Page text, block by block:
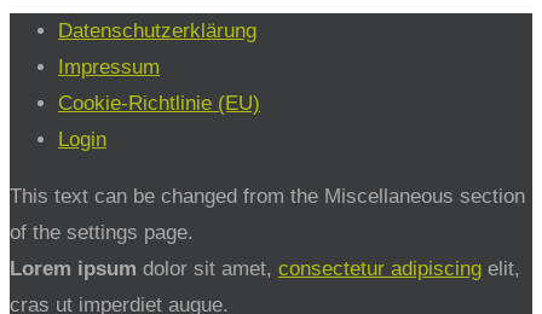
Datenschutzerklärung
Impressum
Cookie-Richtlinie (EU)
Login
This text can be changed from the Miscellaneous section
of the settings page.
Lorem ipsum dolor sit amet, consectetur adipiscing elit,
cras ut imperdiet augue.